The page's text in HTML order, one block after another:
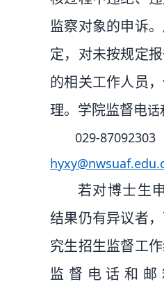
监察对象的申诉
定，对未按规定
的相关工作人员
理。学院监督电话
029-87092303
若对博士生
结果仍有异议者
究生招生监督工作
监督电话和邮